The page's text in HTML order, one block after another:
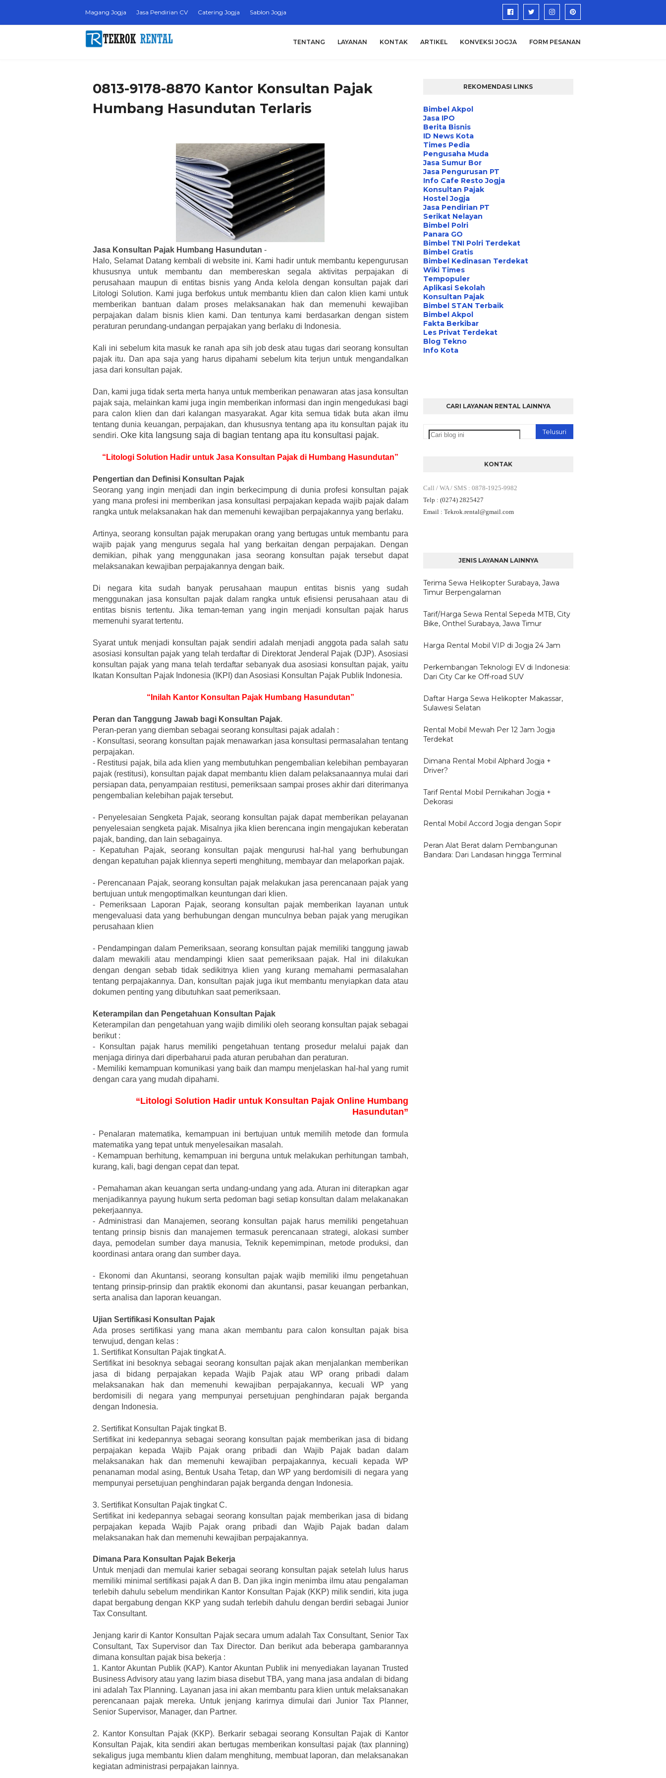
Magang Jogja Jasa Pendirian CV Catering Jogja Sablon Jogja
TENTANG LAYANAN KONTAK ARTIKEL KONVEKSI JOGJA FORM PESANAN
0813-9178-8870 Kantor Konsultan Pajak
Humbang Hasundutan Terlaris
Jasa Konsultan Pajak Humbang Hasundutan -
Halo, Selamat Datang kembali di website ini. Kami hadir untuk membantu kepengurusan
khususnya untuk membantu dan membereskan segala aktivitas perpajakan di
perusahaan maupun di entitas bisnis yang Anda kelola dengan konsultan pajak dari
Litologi Solution. Kami juga berfokus untuk membantu klien dan calon klien kami untuk
memberikan bantuan dalam proses melaksanakan hak dan memenuhi kewajiban
perpajakan dalam bisnis klien kami. Dan tentunya kami berdasarkan dengan sistem
peraturan perundang-undangan perpajakan yang berlaku di Indonesia.
Kali ini sebelum kita masuk ke ranah apa sih job desk atau tugas dari seorang konsultan
pajak itu. Dan apa saja yang harus dipahami sebelum kita terjun untuk mengandalkan
jasa dari konsultan pajak.
Dan, kami juga tidak serta merta hanya untuk memberikan penawaran atas jasa konsultan
pajak saja, melainkan kami juga ingin memberikan informasi dan ingin mengedukasi bagi
para calon klien dan dari kalangan masyarakat. Agar kita semua tidak buta akan ilmu
tentang dunia keuangan, perpajakan, dan khususnya tentang apa itu konsultan pajak itu
sendiri. Oke kita langsung saja di bagian tentang apa itu konsultasi pajak.
“Litologi Solution Hadir untuk Jasa Konsultan Pajak di Humbang Hasundutan”
Pengertian dan Definisi Konsultan Pajak
Seorang yang ingin menjadi dan ingin berkecimpung di dunia profesi konsultan pajak
yang mana profesi ini memberikan jasa konsultasi perpajakan kepada wajib pajak dalam
rangka untuk melaksanakan hak dan memenuhi kewajiban perpajakannya yang berlaku.
Artinya, seorang konsultan pajak merupakan orang yang bertugas untuk membantu para
wajib pajak yang mengurus segala hal yang berkaitan dengan perpajakan. Dengan
demikian, pihak yang menggunakan jasa seorang konsultan pajak tersebut dapat
melaksanakan kewajiban perpajakannya dengan baik.
Di negara kita sudah banyak perusahaan maupun entitas bisnis yang sudah
menggunakan jasa konsultan pajak dalam rangka untuk efisiensi perusahaan atau di
entitas bisnis tertentu. Jika teman-teman yang ingin menjadi konsultan pajak harus
memenuhi syarat tertentu.
Syarat untuk menjadi konsultan pajak sendiri adalah menjadi anggota pada salah satu
asosiasi konsultan pajak yang telah terdaftar di Direktorat Jenderal Pajak (DJP). Asosiasi
konsultan pajak yang mana telah terdaftar sebanyak dua asosiasi konsultan pajak, yaitu
Ikatan Konsultan Pajak Indonesia (IKPI) dan Asosiasi Konsultan Pajak Publik Indonesia.
“Inilah Kantor Konsultan Pajak Humbang Hasundutan”
Peran dan Tanggung Jawab bagi Konsultan Pajak.
Peran-peran yang diemban sebagai seorang konsultasi pajak adalah :
- Konsultasi, seorang konsultan pajak menawarkan jasa konsultasi permasalahan tentang
perpajakan.
- Restitusi pajak, bila ada klien yang membutuhkan pengembalian kelebihan pembayaran
pajak (restitusi), konsultan pajak dapat membantu klien dalam pelaksanaannya mulai dari
persiapan data, penyampaian restitusi, pemeriksaan sampai proses akhir dari diterimanya
pengembalian kelebihan pajak tersebut.
- Penyelesaian Sengketa Pajak, seorang konsultan pajak dapat memberikan pelayanan
penyelesaian sengketa pajak. Misalnya jika klien berencana ingin mengajukan keberatan
pajak, banding, dan lain sebagainya.
-
Kepatuhan Pajak, seorang konsultan pajak mengurusi hal-hal yang berhubungan
dengan kepatuhan pajak kliennya seperti menghitung, membayar dan melaporkan pajak.
- Perencanaan Pajak, seorang konsultan pajak melakukan jasa perencanaan pajak yang
bertujuan untuk mengoptimalkan keuntungan dari klien.
-
Pemeriksaan Laporan Pajak, seorang konsultan pajak memberikan layanan untuk
mengevaluasi data yang berhubungan dengan munculnya beban pajak yang merugikan
perusahaan klien
- Pendampingan dalam Pemeriksaan, seorang konsultan pajak memiliki tanggung jawab
dalam mewakili atau mendampingi klien saat pemeriksaan pajak. Hal ini dilakukan
dengan dengan sebab tidak sedikitnya klien yang kurang memahami permasalahan
tentang perpajakannya. Dan, konsultan pajak juga ikut membantu menyiapkan data atau
dokumen penting yang dibutuhkan saat pemeriksaan.
Keterampilan dan Pengetahuan Konsultan Pajak
Keterampilan dan pengetahuan yang wajib dimiliki oleh seorang konsultan pajak sebagai
berikut :
-
Konsultan pajak harus memiliki pengetahuan tentang prosedur melalui pajak dan
menjaga dirinya dari diperbaharui pada aturan perubahan dan peraturan.
- Memiliki kemampuan komunikasi yang baik dan mampu menjelaskan hal-hal yang rumit
dengan cara yang mudah dipahami.
“Litologi Solution Hadir untuk Konsultan Pajak Online Humbang
Hasundutan”
- Penalaran matematika, kemampuan ini bertujuan untuk memilih metode dan formula
matematika yang tepat untuk menyelesaikan masalah.
- Kemampuan berhitung, kemampuan ini berguna untuk melakukan perhitungan tambah,
kurang, kali, bagi dengan cepat dan tepat.
- Pemahaman akan keuangan serta undang-undang yang ada. Aturan ini diterapkan agar
menjadikannya payung hukum serta pedoman bagi setiap konsultan dalam melakanakan
pekerjaannya.
- Administrasi dan Manajemen, seorang konsultan pajak harus memiliki pengetahuan
tentang prinsip bisnis dan manajemen termasuk perencanaan strategi, alokasi sumber
daya, pemodelan sumber daya manusia, Teknik kepemimpinan, metode produksi, dan
koordinasi antara orang dan sumber daya.
- Ekonomi dan Akuntansi, seorang konsultan pajak wajib memiliki ilmu pengetahuan
tentang prinsip-prinsip dan praktik ekonomi dan akuntansi, pasar keuangan perbankan,
serta analisa dan laporan keuangan.
Ujian Sertifikasi Konsultan Pajak
Ada proses sertifikasi yang mana akan membantu para calon konsultan pajak bisa
terwujud, dengan kelas :
1. Sertifikat Konsultan Pajak tingkat A.
Sertifikat ini besoknya sebagai seorang konsultan pajak akan menjalankan memberikan
jasa di bidang perpajakan kepada Wajib Pajak atau WP orang pribadi dalam
melaksanakan hak dan memenuhi kewajiban perpajakannya, kecuali WP yang
berdomisili di negara yang mempunyai persetujuan penghindaran pajak berganda
dengan Indonesia.
2. Sertifikat Konsultan Pajak tingkat B.
Sertifikat ini kedepannya sebagai seorang konsultan pajak memberikan jasa di bidang
perpajakan kepada Wajib Pajak orang pribadi dan Wajib Pajak badan dalam
melaksanakan hak dan memenuhi kewajiban perpajakannya, kecuali kepada WP
penanaman modal asing, Bentuk Usaha Tetap, dan WP yang berdomisili di negara yang
mempunyai persetujuan penghindaran pajak berganda dengan Indonesia.
3. Sertifikat Konsultan Pajak tingkat C.
Sertifikat ini kedepannya sebagai seorang konsultan pajak memberikan jasa di bidang
perpajakan kepada Wajib Pajak orang pribadi dan Wajib Pajak badan dalam
melaksanakan hak dan memenuhi kewajiban perpajakannya.
Dimana Para Konsultan Pajak Bekerja
Untuk menjadi dan memulai karier sebagai seorang konsultan pajak setelah lulus harus
memiliki minimal sertifikasi pajak A dan B. Dan jika ingin menimba ilmu atau pengalaman
terlebih dahulu sebelum mendirikan Kantor Konsultan Pajak (KKP) milik sendiri, kita juga
dapat bergabung dengan KKP yang sudah terlebih dahulu dengan berdiri sebagai Junior
Tax Consultant.
Jenjang karir di Kantor Konsultan Pajak secara umum adalah Tax Consultant, Senior Tax
Consultant, Tax Supervisor dan Tax Director. Dan berikut ada beberapa gambarannya
dimana konsultan pajak bisa bekerja :
1. Kantor Akuntan Publik (KAP). Kantor Akuntan Publik ini menyediakan layanan Trusted
Business Advisory atau yang lazim biasa disebut TBA, yang mana jasa andalan di bidang
ini adalah Tax Planning. Layanan jasa ini akan membantu para klien untuk melaksanakan
perencanaan pajak mereka. Untuk jenjang karirnya dimulai dari Junior Tax Planner,
Senior Supervisor, Manager, dan Partner.
2. Kantor Konsultan Pajak (KKP). Berkarir sebagai seorang Konsultan Pajak di Kantor
Konsultan Pajak, kita sendiri akan bertugas memberikan konsultasi pajak (tax planning)
sekaligus juga membantu klien dalam menghitung, membuat laporan, dan melaksanakan
kegiatan administrasi perpajakan lainnya.
REKOMENDASI LINKS
Bimbel Akpol
Jasa IPO
Berita Bisnis
ID News Kota
Times Pedia
Pengusaha Muda
Jasa Sumur Bor
Jasa Pengurusan PT
Info Cafe Resto Jogja
Konsultan Pajak
Hostel Jogja
Jasa Pendirian PT
Serikat Nelayan
Bimbel Polri
Panara GO
Bimbel TNI Polri Terdekat
Bimbel Gratis
Bimbel Kedinasan Terdekat
Wiki Times
Tempopuler
Aplikasi Sekolah
Konsultan Pajak
Bimbel STAN Terbaik
Bimbel Akpol
Fakta Berkibar
Les Privat Terdekat
Blog Tekno
Info Kota
CARI LAYANAN RENTAL LAINNYA
KONTAK
Call / WA / SMS : 0878-1925-9982
Telp : (0274) 2825427
Email : Tekrok.rental@gmail.com
JENIS LAYANAN LAINNYA
Terima Sewa Helikopter Surabaya, Jawa
Timur Berpengalaman
Tarif/Harga Sewa Rental Sepeda MTB, City
Bike, Onthel Surabaya, Jawa Timur
Harga Rental Mobil VIP di Jogja 24 Jam
Perkembangan Teknologi EV di Indonesia:
Dari City Car ke Off-road SUV
Daftar Harga Sewa Helikopter Makassar,
Sulawesi Selatan
Rental Mobil Mewah Per 12 Jam Jogja
Terdekat
Dimana Rental Mobil Alphard Jogja +
Driver?
Tarif Rental Mobil Pernikahan Jogja +
Dekorasi
Rental Mobil Accord Jogja dengan Sopir
Peran Alat Berat dalam Pembangunan
Bandara: Dari Landasan hingga Terminal